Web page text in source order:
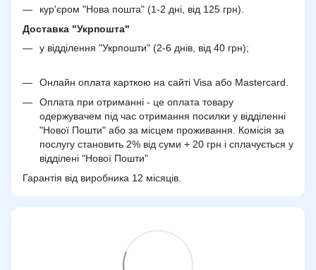
кур'єром "Нова пошта" (1-2 дні, від 125 грн).
Доставка "Укрпошта"
у відділення "Укрпошти" (2-6 днів, від 40 грн);
Онлайн оплата карткою на сайті Visa або Mastercard.
Оплата при отриманні - це оплата товару
одержувачем під час отримання посилки у відділенні
"Нової Пошти" або за місцем проживання. Комісія за
послугу становить 2% від суми + 20 грн і сплачується у
відділені "Нової Пошти"
Гарантія від виробника 12 місяців.